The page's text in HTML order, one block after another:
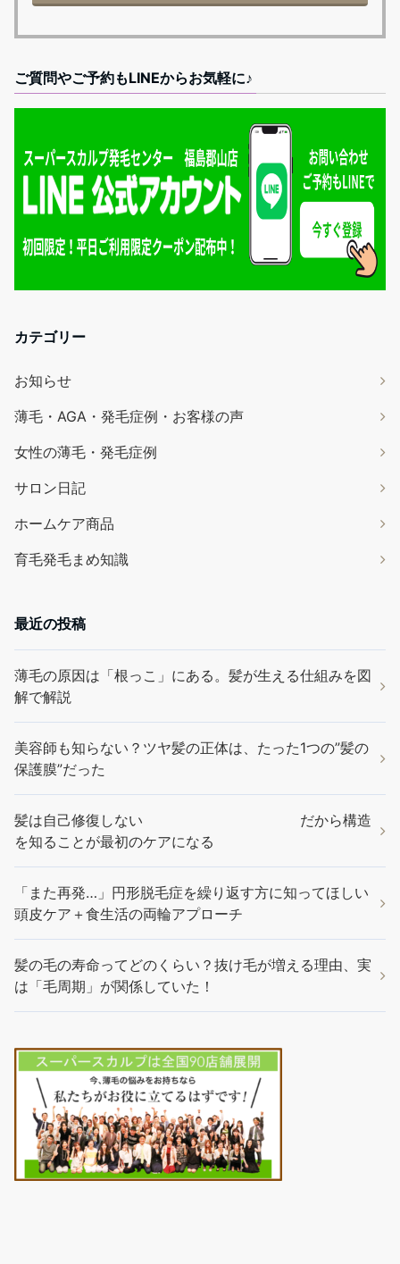
ご質問やご予約もLINEからお気軽に♪
カテゴリー
お知らせ
薄毛・AGA・発毛症例・お客様の声
女性の薄毛・発毛症例
サロン日記
ホームケア商品
育毛発毛まめ知識
最近の投稿
薄毛の原因は「根っこ」にある。髪が生える仕組みを図
解で解説
美容師も知らない？ツヤ髪の正体は、たった1つの”髪の
保護膜”だった
髪は自己修復しない だから構造
を知ることが最初のケアになる
「また再発…」円形脱毛症を繰り返す方に知ってほしい
頭皮ケア＋食生活の両輪アプローチ
髪の毛の寿命ってどのくらい？抜け毛が増える理由、実
は「毛周期」が関係していた！